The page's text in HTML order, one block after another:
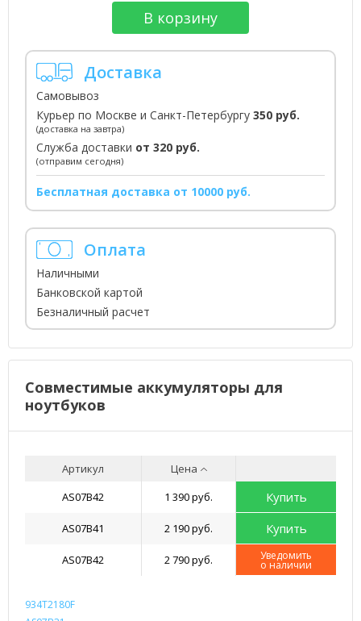
В корзину
Доставка
Самовывоз
Курьер по Москве и Санкт-Петербургу 350 руб.
(доставка на завтра)
Служба доставки от 320 руб.
(отправим сегодня)
Бесплатная доставка от 10000 руб.
Оплата
Наличными
Банковской картой
Безналичный расчет
Совместимые аккумуляторы для
ноутбуков
Артикул
Цена
AS07B42
1 390 руб. Купить
AS07B41 2 190 руб. Купить
AS07B42 2 790 руб. Уведомить
о наличии
934T2180F